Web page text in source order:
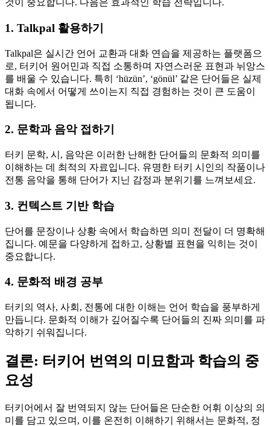
것이 중요합니다. 다음은 효과적인 학습 전략입니다.
1. Talkpal 활용하기
Talkpal은 실시간 언어 교환과 대화 연습을 제공하는 플랫폼으
로, 터키어 원어민과 직접 소통하며 자연스러운 표현과 뉘앙스
를 배울 수 있습니다. 특히 ‘hüzün’, ‘gönül’ 같은 단어들은 실제
대화 속에서 어떻게 쓰이는지 직접 경험하는 것이 큰 도움이
됩니다.
2. 문학과 음악 접하기
터키 문학, 시, 음악은 이러한 난해한 단어들의 문화적 의미를
이해하는 데 최적의 자료입니다. 유명한 터키 시인의 작품이나
전통 음악을 통해 단어가 지닌 감정과 분위기를 느껴보세요.
3. 컨텍스트 기반 학습
단어를 문장이나 상황 속에서 학습하면 의미 전달이 더 명확해
집니다. 예문을 다양하게 접하고, 상황별 표현을 익히는 것이
중요합니다.
4. 문화적 배경 공부
터키의 역사, 사회, 전통에 대한 이해는 언어 학습을 풍부하게
만듭니다. 문화적 이해가 깊어질수록 단어들의 진짜 의미를 파
악하기 쉬워집니다.
결론: 터키어 번역의 미묘함과 학습의 중
요성
터키어에서 잘 번역되지 않는 단어들은 단순한 어휘 이상의 의
미를 담고 있으며, 이를 온전히 이해하기 위해서는 문화적, 정